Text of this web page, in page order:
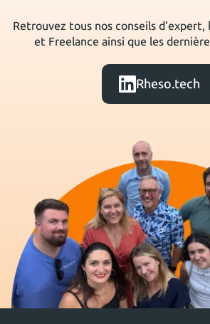
Retrouvez tous nos conseils d’expert,
et Freelance ainsi que les
Rheso.tech